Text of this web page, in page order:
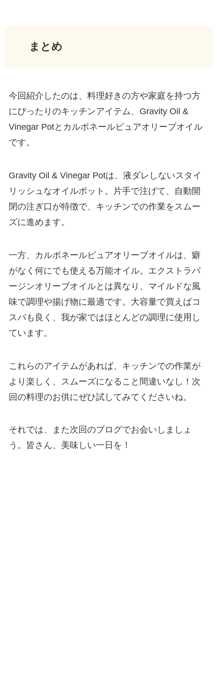
まとめ
今回紹介したのは、料理好きの方や家庭を持つ方
にぴったりのキッチンアイテム、Gravity Oil &
Vinegar Potとカルボネールピュアオリーブオイル
です。
Gravity Oil & Vinegar Potは、液ダレしないスタイ
リッシュなオイルポット。片手で注げて、自動開
閉の注ぎ口が特徴で、キッチンでの作業をスムー
ズに進めます。
一方、カルボネールピュアオリーブオイルは、癖
がなく何にでも使える万能オイル。エクストラバ
ージンオリーブオイルとは異なり、マイルドな風
味で調理や揚げ物に最適です。大容量で買えばコ
スパも良く、我が家ではほとんどの調理に使用し
ています。
これらのアイテムがあれば、キッチンでの作業が
より楽しく、スムーズになること間違いなし！次
回の料理のお供にぜひ試してみてくださいね。
それでは、また次回のブログでお会いしましょ
う。皆さん、美味しい一日を！